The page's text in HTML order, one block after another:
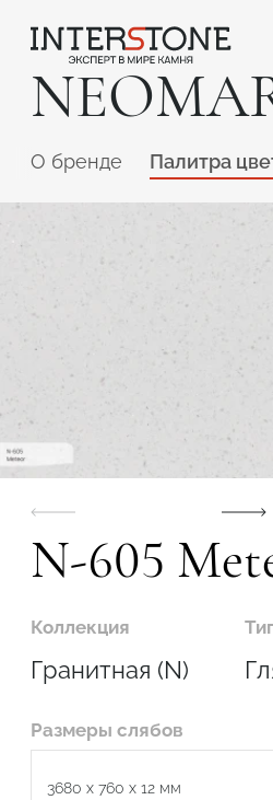
O бренде Палитра
N-605
Коллекция
Гранитная (N)
Размеры слябов
3680 x 760 x 12 мм
Ваша сфера
Обработчик